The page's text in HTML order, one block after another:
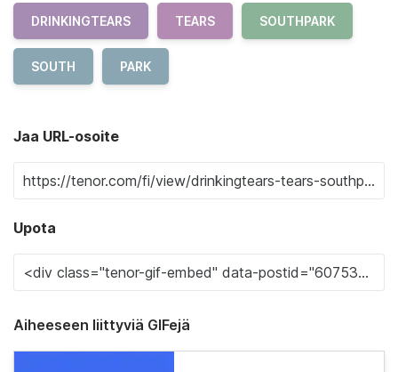
DRINKINGTEARS TEARS SOUTHPARK
SOUTH PARK
Jaa URL-osoite
Upota
Aiheeseen liittyviä GIFejä